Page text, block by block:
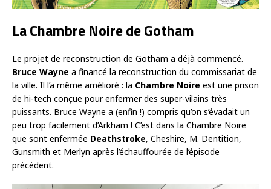
La Chambre Noire de Gotham
Le projet de reconstruction de Gotham a déjà commencé.
Bruce Wayne a financé la reconstruction du commissariat de
la ville. Il l’a même amélioré : la Chambre Noire est une prison
de hi-tech conçue pour enfermer des super-vilains très
puissants. Bruce Wayne a (enfin !) compris qu’on s’évadait un
peu trop facilement d’Arkham ! C’est dans la Chambre Noire
que sont enfermée Deathstroke, Cheshire, M. Dentition,
Gunsmith et Merlyn après l’échauffourée de l’épisode
précédent.